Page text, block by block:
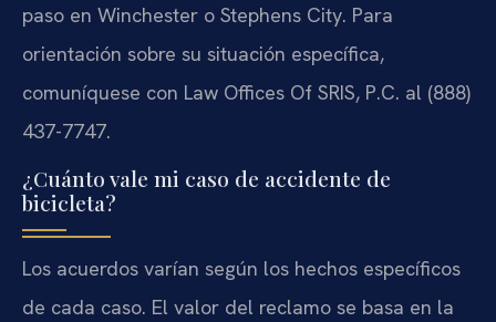
paso en Winchester o Stephens City. Para
orientación sobre su situación específica,
comuníquese con Law Offices Of SRIS, P.C. al (888)
437-7747.
¿Cuánto vale mi caso de accidente de
bicicleta?
Los acuerdos varían según los hechos específicos
de cada caso. El valor del reclamo se basa en la